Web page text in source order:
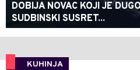
DOBIJA NOVAC KOJI JE
SUDBINSKI SUSRET...
KUHINJA